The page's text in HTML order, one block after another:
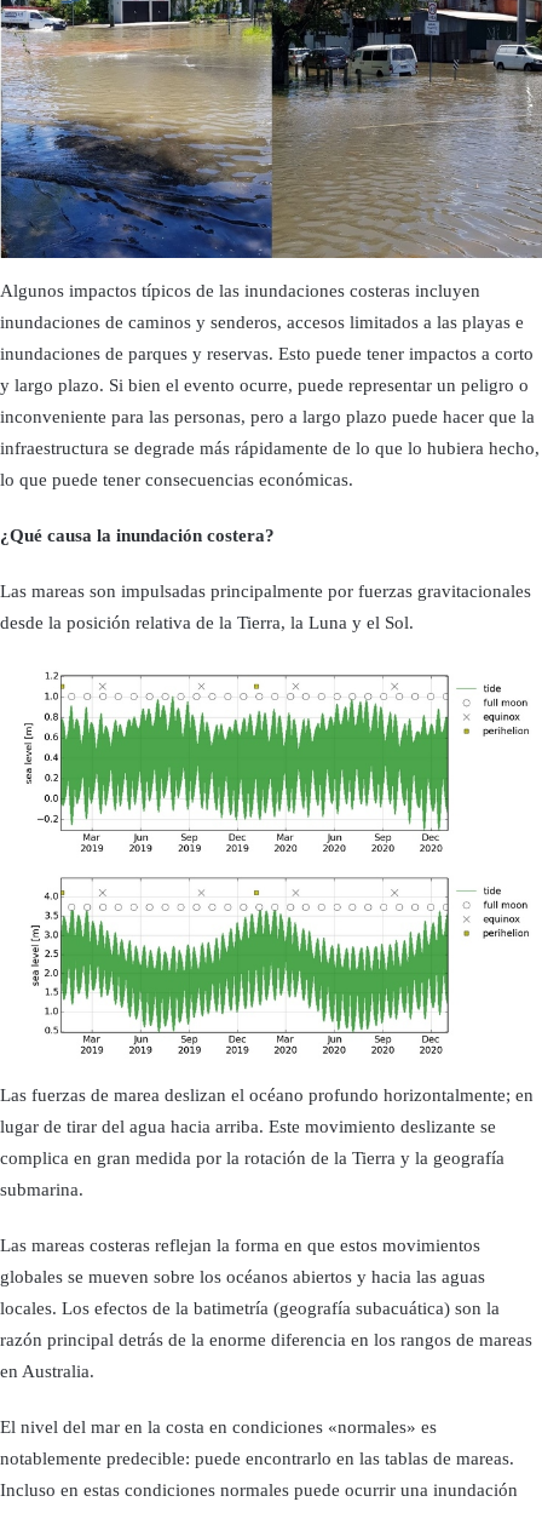
Algunos impactos típicos de las inundaciones costeras incluyen
inundaciones de caminos y senderos, accesos limitados a las playas e
inundaciones de parques y reservas. Esto puede tener impactos a corto
y largo plazo. Si bien el evento ocurre, puede representar un peligro o
inconveniente para las personas, pero a largo plazo puede hacer que la
infraestructura se degrade más rápidamente de lo que lo hubiera hecho,
lo que puede tener consecuencias económicas.
¿Qué causa la inundación costera?
Las mareas son impulsadas principalmente por fuerzas gravitacionales
desde la posición relativa de la Tierra, la Luna y el Sol.
Las fuerzas de marea deslizan el océano profundo horizontalmente; en
lugar de tirar del agua hacia arriba. Este movimiento deslizante se
complica en gran medida por la rotación de la Tierra y la geografía
submarina.
Las mareas costeras reflejan la forma en que estos movimientos
globales se mueven sobre los océanos abiertos y hacia las aguas
locales. Los efectos de la batimetría (geografía subacuática) son la
razón principal detrás de la enorme diferencia en los rangos de mareas
en Australia.
El nivel del mar en la costa en condiciones «normales» es
notablemente predecible: puede encontrarlo en las tablas de mareas.
Incluso en estas condiciones normales puede ocurrir una inundación